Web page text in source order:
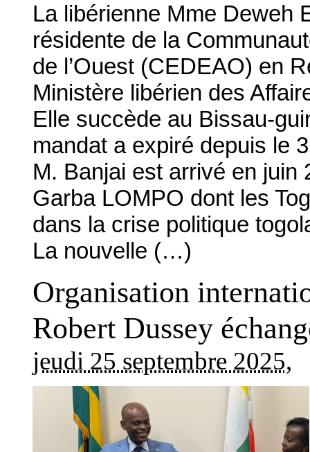
La libérienne Mme Deweh
résidente de la
de l’Ouest (CEDEAO) en
Ministère libérien des
Elle succède au Bissau-
mandat a expiré depuis le
M. Banjai est arrivé en juin
Garba LOMPO dont les
dans la crise politique
La nouvelle (…)
Organisation
Robert Dussey
jeudi 25 septembre 2025,